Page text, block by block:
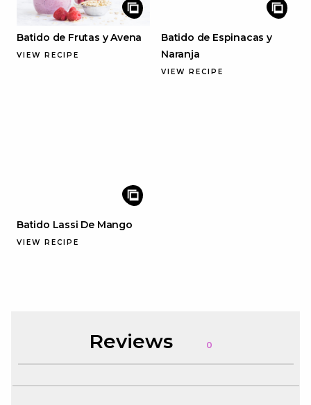
Batido de Frutas y Avena
VIEW RECIPE
Batido de Espinacas y
Naranja
VIEW RECIPE
Batido Lassi De Mango
VIEW RECIPE
Reviews 0